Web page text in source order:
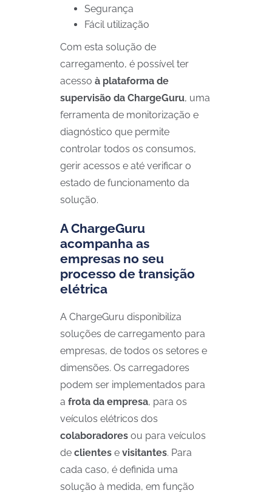
Segurança
Fácil utilização
Com esta solução de
carregamento, é possível ter
acesso à plataforma de
supervisão da ChargeGuru, uma
ferramenta de monitorização e
diagnóstico que permite
controlar todos os consumos,
gerir acessos e até verificar o
estado de funcionamento da
solução.
A ChargeGuru
acompanha as
empresas no seu
processo de transição
elétrica
A ChargeGuru disponibiliza
soluções de carregamento para
empresas, de todos os setores e
dimensões. Os carregadores
podem ser implementados para
a frota da empresa, para os
veículos elétricos dos
colaboradores ou para veículos
de clientes e visitantes. Para
cada caso, é definida uma
solução à medida, em função